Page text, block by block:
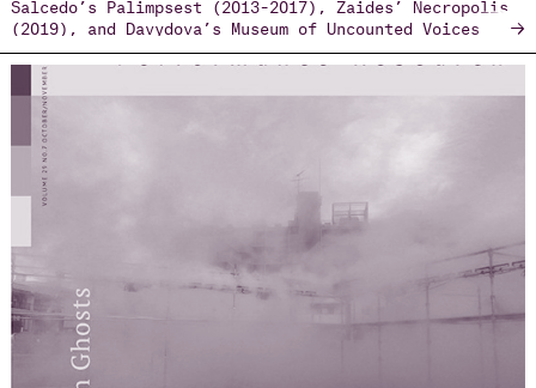
(2019), and Davydova’s Museum of Uncounted Voices
(2023), the article explores how each work reimagines
the archive as an embodied, performative space.
Drawing on Heiner Goebbels’ concept of the aesthetics
of absence, it argues that these artists construct
meaning not through presence, but through erasure,
silence, and trace. Human actors are replaced by non-
human agents—objects, sounds, and data—that evoke the
missing and ungrieved. The article situates these
works at the intersection of performance studies,
memory theory, and migration studies, showing how
performative practices illuminate the spectral
dimensions of historical violence. Together, these
artists offer a counter-archive—one that resists
institutional authority, foregrounds absence as an
ethical space, and restores the disappeared to
collective memory through acts of performative
→